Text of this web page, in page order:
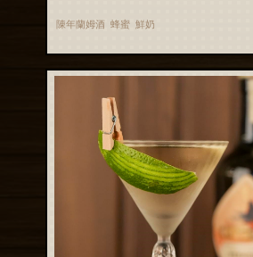
陳年蘭姆酒 蜂蜜 鮮奶